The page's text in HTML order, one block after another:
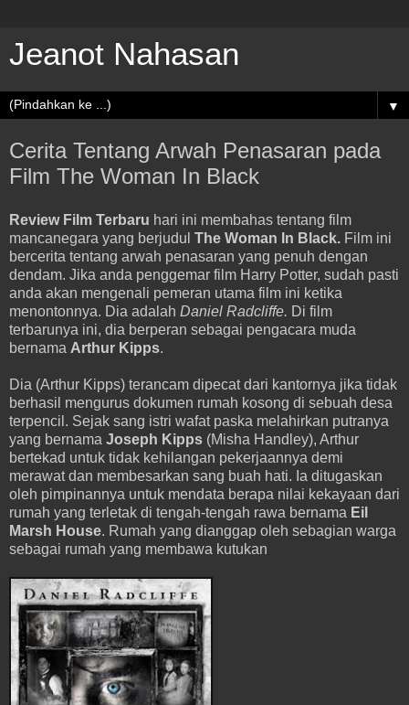
Jeanot Nahasan
▼
Cerita Tentang Arwah Penasaran pada
Film The Woman In Black
Review Film Terbaru hari ini membahas tentang film
mancanegara yang berjudul The Woman In Black. Film ini
bercerita tentang arwah penasaran yang penuh dengan
dendam. Jika anda penggemar film Harry Potter, sudah pasti
anda akan mengenali pemeran utama film ini ketika
menontonnya. Dia adalah Daniel Radcliffe. Di film
terbarunya ini, dia berperan sebagai pengacara muda
bernama Arthur Kipps.
Dia (Arthur Kipps) terancam dipecat dari kantornya jika tidak
berhasil mengurus dokumen rumah kosong di sebuah desa
terpencil. Sejak sang istri wafat paska melahirkan putranya
yang bernama Joseph Kipps (Misha Handley), Arthur
bertekad untuk tidak kehilangan pekerjaannya demi
merawat dan membesarkan sang buah hati. Ia ditugaskan
oleh pimpinannya untuk mendata berapa nilai kekayaan dari
rumah yang terletak di tengah-tengah rawa bernama Eil
Marsh House. Rumah yang dianggap oleh sebagian warga
sebagai rumah yang membawa kutukan